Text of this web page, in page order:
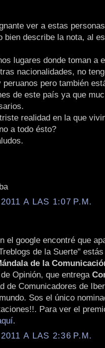
ver a estas
bien describe la nota, al
lugares donde toman a
nacionalidades, no
pero también
de este país ya que
realidad en la que
a todo ésto?
A LAS 1:07 P.M.
el google encontré que
de la Suerte"
de la
Opinión, que entrega
de Comunicadores de
Sos el único
Para ver el
.
A LAS 2:36 P.M.